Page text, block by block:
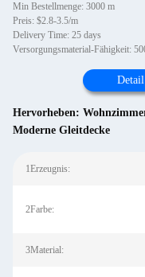
Min Bestellmenge: 3000 m
Preis: $2.8-3.5/m
Delivery Time: 25 days
Versorgungsmaterial-Fähigkeit:
Detail
Hervorheben:
Moderne Gleitdecke
1Erzeugnis:
2Farbe:
3Material: